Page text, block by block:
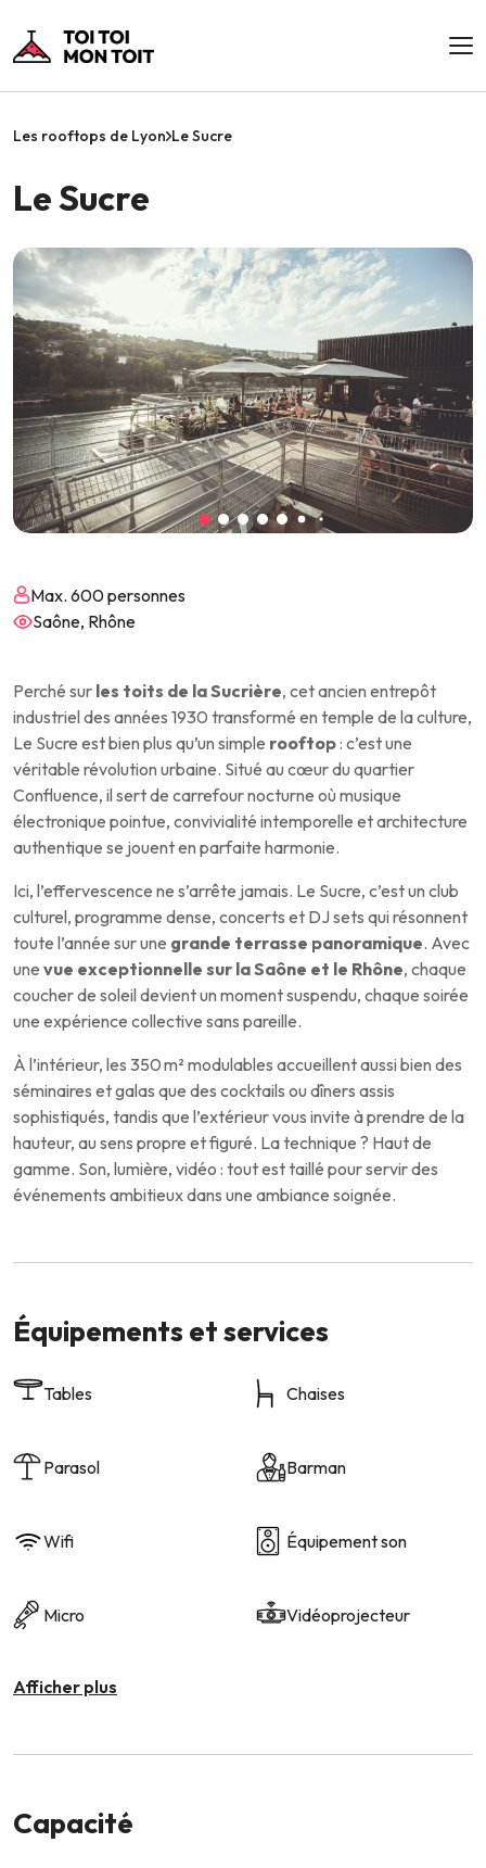
Les rooftops de Lyon Le Sucre
Le Sucre
Max. 600 personnes
Saône, Rhône
Perché sur les toits de la Sucrière, cet ancien entrepôt
industriel des années 1930 transformé en temple de la culture,
Le Sucre est bien plus qu’un simple rooftop: c’est une
véritable révolution urbaine. Situé au cœur du quartier
Confluence, il sert de carrefour nocturne où musique
électronique pointue, convivialité intemporelle et architecture
authentique se jouent en parfaite harmonie.
Ici, l’effervescence ne s’arrête jamais. Le Sucre, c’est un club
culturel, programme dense, concerts et DJ sets qui résonnent
toute l’année sur une grande terrasse panoramique. Avec
une vue exceptionnelle sur la Saône et le Rhône, chaque
coucher de soleil devient un moment suspendu, chaque soirée
une expérience collective sans pareille.
À l’intérieur, les 350 m² modulables accueillent aussi bien des
séminaires et galas que des cocktails ou dîners assis
sophistiqués, tandis que l’extérieur vous invite à prendre de la
hauteur, au sens propre et figuré. La technique ? Haut de
gamme. Son, lumière, vidéo : tout est taillé pour servir des
événements ambitieux dans une ambiance soignée.
Équipements et services
Tables Chaises
Parasol Barman
Wifi Équipement son
Micro Vidéoprojecteur
Afficher plus
Capacité